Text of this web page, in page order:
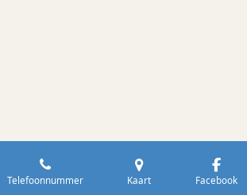
Telefoonnummer Kaart Facebook